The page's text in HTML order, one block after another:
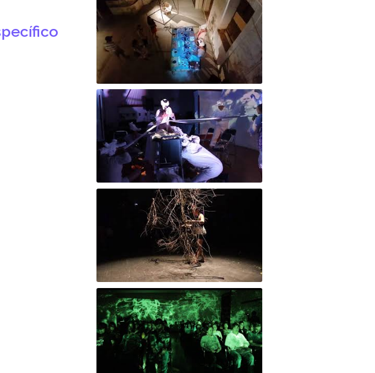
Performance Evocaciones de Bacalú
Memoria Colectiva - Teaser
Empatía 7 Cenestesia